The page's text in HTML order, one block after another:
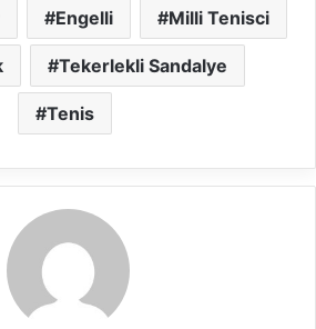
Engelli Milli Tenisci
Tekerlekli Sandalye
Tenis